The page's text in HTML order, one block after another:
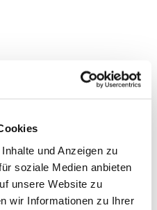
und Anzeigen zu
soziale Medien anbieten
unsere Website zu
wir Informationen zu Ihrer